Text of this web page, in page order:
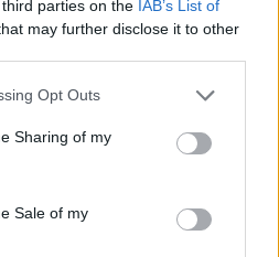
parties on the IAB’s List of
may further disclose it to other
app uses one or more Google
behaviour. You may click to
and its third-party tags to
purposes in below Google
Opt Outs
Sharing of my
Sale of my